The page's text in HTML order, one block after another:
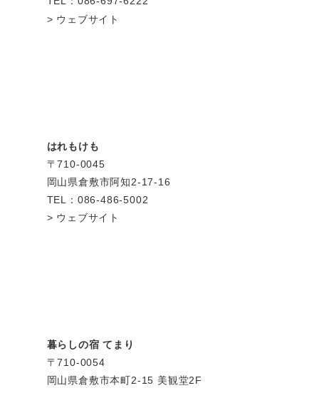
ウェブサイト
はれもけも
〒710-0045
岡山県倉敷市阿知2-17-16
TEL：086-486-5002
ウェブサイト
暮らしの宿 てまり
〒710-0054
岡山県倉敷市本町2-15 美観堂2F